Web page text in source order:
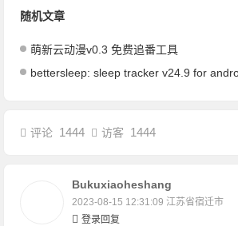
随机文章
萌新云动漫v0.3 免费追番工具
bettersleep: sleep tracker v24.9 for
评论 1444 访客 1444
Bukuxiaoheshang
2023-08-15 12:31:09 江苏省宿迁市
登录回复